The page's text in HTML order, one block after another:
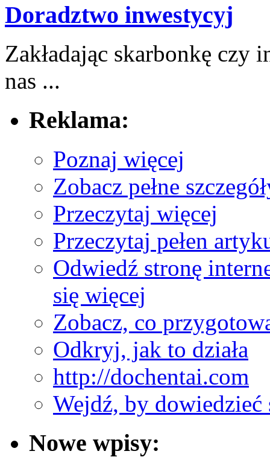
Doradztwo inwestycyj
Zakładając skarbonkę czy
nas ...
Reklama:
Poznaj więcej
Zobacz pełne
Przeczytaj więcej
Przeczytaj pełen
Odwiedź stronę
się więcej
Zobacz, co
Odkryj, jak to działa
http://dochentai.com
Wejdź, by dowiedzieć
Nowe wpisy: